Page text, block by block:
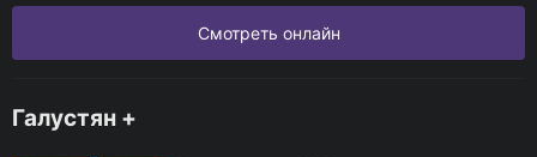
Смотреть онлайн
Галустян +